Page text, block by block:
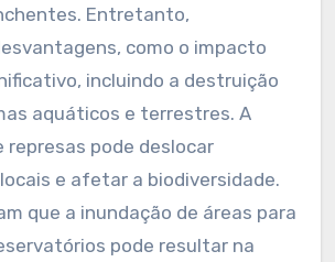
Entretanto,
como o impacto
incluindo a destruição
aquáticos e terrestres. A
represas pode deslocar
e afetar a biodiversidade.
que a inundação de áreas para
pode resultar na